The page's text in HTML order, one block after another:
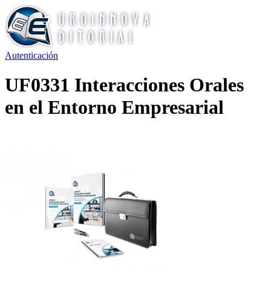
Autenticación
UF0331 Interacciones Orales
en el Entorno Empresarial